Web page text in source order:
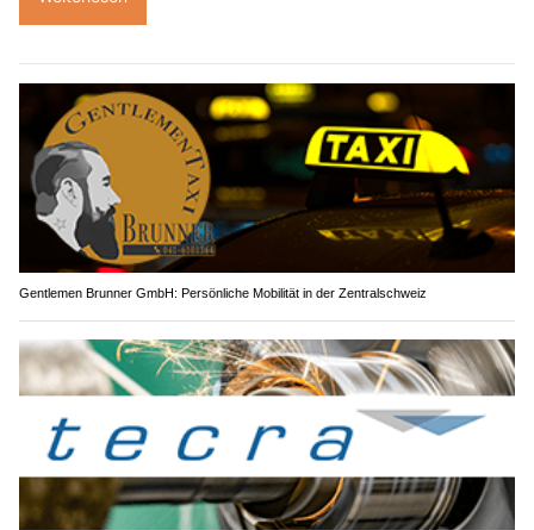
Gentlemen Brunner GmbH: Persönliche Mobilität in der Zentralschweiz